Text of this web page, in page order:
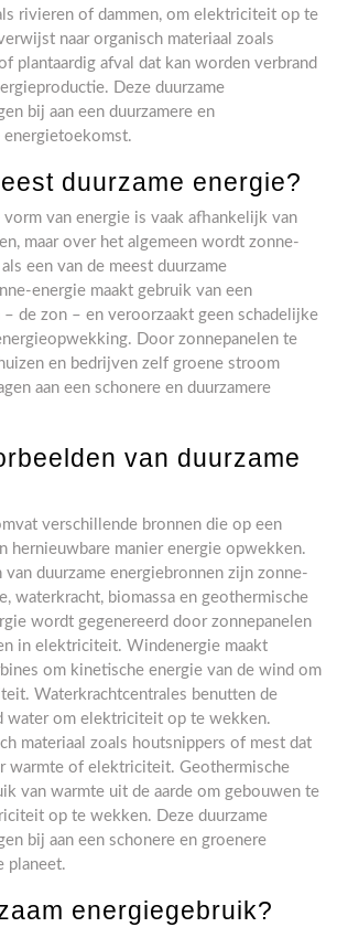
rivieren of dammen, om elektriciteit op te
naar organisch materiaal zoals
plantaardig afval dat kan worden verbrand
Deze duurzame
bij aan een duurzamere en
duurzame energie?
vorm van energie is vaak afhankelijk van
maar over het algemeen wordt zonne-
een van de meest duurzame
energie maakt gebruik van een
de zon – en veroorzaakt geen schadelijke
Door zonnepanelen te
en bedrijven zelf groene stroom
aan een schonere en duurzamere
van duurzame
verschillende bronnen die op een
hernieuwbare manier energie opwekken.
van duurzame energiebronnen zijn zonne-
waterkracht, biomassa en geothermische
wordt gegenereerd door zonnepanelen
in elektriciteit. Windenergie maakt
om kinetische energie van de wind om
Waterkrachtcentrales benutten de
water om elektriciteit op te wekken.
materiaal zoals houtsnippers of mest dat
warmte of elektriciteit. Geothermische
van warmte uit de aarde om gebouwen te
op te wekken. Deze duurzame
bij aan een schonere en groenere
planeet.
energiegebruik?